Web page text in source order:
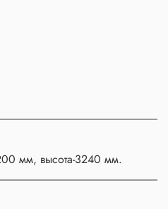
мм, высота-3240 мм.